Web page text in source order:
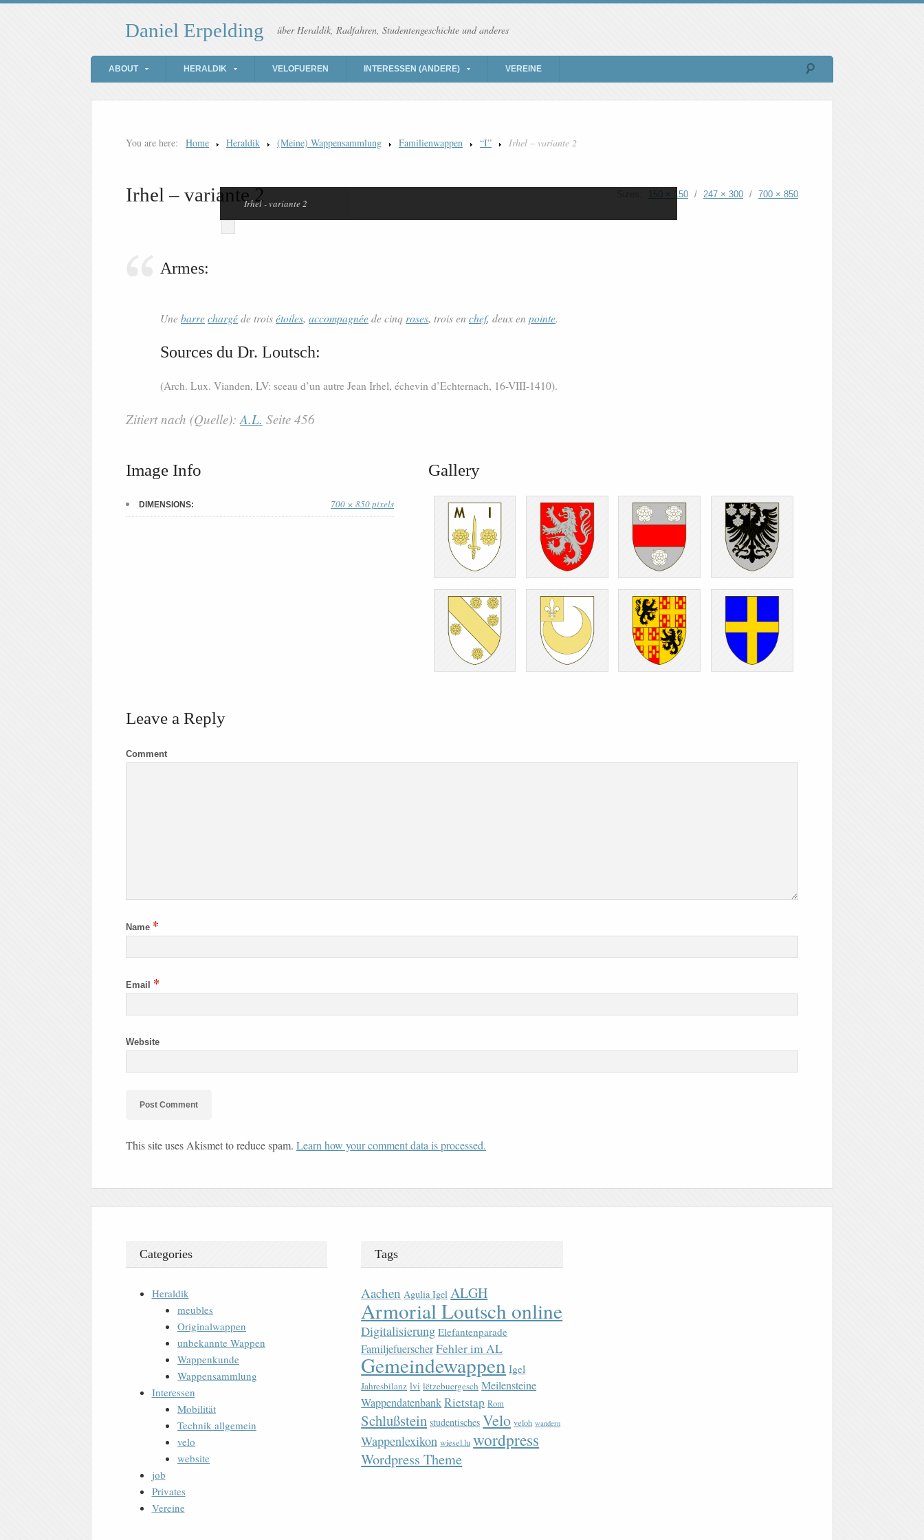
Daniel Erpelding über Heraldik, Radfahren, Studentengeschichte und anderes
ABOUT HERALDIK VELOFUEREN INTERESSEN (ANDERE) VEREINE
You are here: Home Heraldik (Meine) Wappensammlung Familienwappen “I” Irhel – variante 2
Irhel – variante 2 150 × 150 / 247 × 300 / 700 × 850
Irhel - variante 2
Armes:
Unebarrechargéde troisétoiles, accompagnéede cinqroses, trois en chef, deux en pointe.
Sources du Dr. Loutsch:
(Arch. Lux. Vianden, LV: sceau d’un autre Jean Irhel, échevin d’Echternach, 16-VIII-1410).
Zitiert nach (Quelle):A.L. Seite 456
Image Info
DIMENSIONS: 700 × 850 pixels
Gallery
Leave a Reply
Comment
Name *
Email *
Website
This site uses Akismet to reduce spam. Learn how your comment data is processed.
Categories
Heraldik
meubles
Originalwappen
unbekannte Wappen
Wappenkunde
Wappensammlung
Interessen
Mobilität
Technik allgemein
velo
website
job
Privates
Vereine
Tags
Aachen Agulia Igel ALGH
Armorial Loutsch online
Digitalisierung Elefantenparade
FamiljefuerscherFehler im AL
Gemeindewappen Igel
Jahresbilanz lvi lëtzebuergesch Meilensteine
WappendatenbankRietstap Rom
Schlußstein studentisches Velo veloh wandern
Wappenlexikon wiesel.lu wordpress
Wordpress Theme